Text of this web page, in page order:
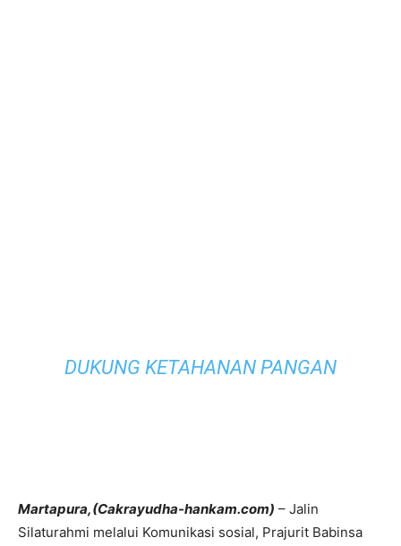
DUKUNG KETAHANAN PANGAN
Martapura,(Cakrayudha-hankam.com) – Jalin
Silaturahmi melalui Komunikasi sosial, Prajurit Babinsa